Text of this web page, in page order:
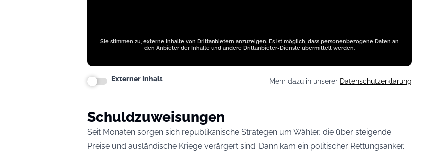
Sie stimmen zu, externe Inhalte von Drittanbietern anzuzeigen. Es ist möglich, dass personenbezogene Daten an
den Anbieter der Inhalte und andere Drittanbieter-Dienste übermittelt werden.
Externer Inhalt Mehr dazu in unserer Datenschutzerklärung
Schuldzuweisungen
Seit Monaten sorgen sich republikanische Strategen um Wähler, die über steigende
Preise und ausländische Kriege verärgert sind. Dann kam ein politischer Rettungsanker.